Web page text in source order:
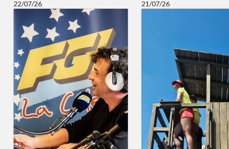
22/07/26 21/07/26